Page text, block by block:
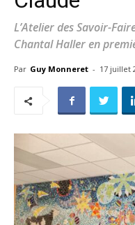
L’Atelier des Savoir-
Chantal Haller en
Par Guy Monneret - 17 juillet